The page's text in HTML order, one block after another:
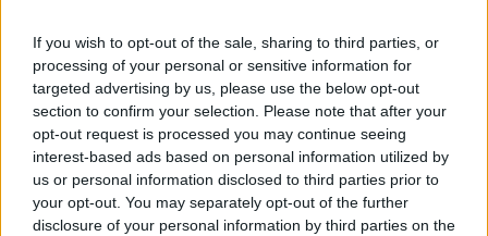
If you wish to opt-out of the sale, sharing to third parties, or
processing of your personal or sensitive information for
targeted advertising by us, please use the below opt-out
section to confirm your selection. Please note that after your
opt-out request is processed you may continue seeing
interest-based ads based on personal information utilized by
us or personal information disclosed to third parties prior to
your opt-out. You may separately opt-out of the further
disclosure of your personal information by third parties on the
purés en todo tipo de establecimientos allá donde
íbamos.
Igualmente, y con este tema,es bueno reservar un
alojamiento que cuente con lo necesario en virtud
de sus necesidades.Por ejemplo, un refrigerador,
estufa, microondas, etc.